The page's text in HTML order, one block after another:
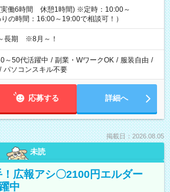
実働6時間 休憩1時間) ※定時：10:00～
の時間：16:00～19:00で相談可！）
長期 ※8月～！
～50代活躍中 / 副業・WワークOK / 服装自由 /
/ パソコンスキル不要
応募する 詳細へ
掲載日：2026.08.05
未読
！広報アシ〇2100円エルダー
中